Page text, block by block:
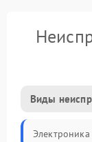
Виды
Электроника